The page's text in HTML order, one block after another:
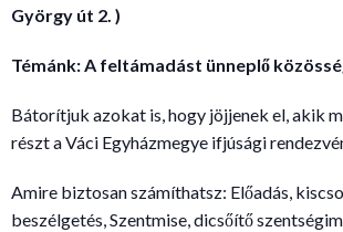
György út 2. )
Témánk:A feltámadást ünneplő
Bátorítjuk azokat is, hogy jöjjenek el, akik
részt a Váci Egyházmegye ifjúsági
Amire biztosan számíthatsz: Előadás,
beszélgetés, Szentmise, dicsőítő